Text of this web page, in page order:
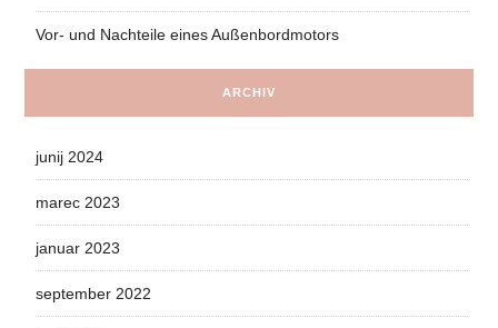
Vor- und Nachteile eines Außenbordmotors
ARCHIV
junij 2024
marec 2023
januar 2023
september 2022